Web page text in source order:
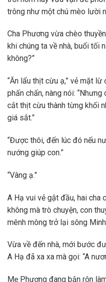
trông như một chú mèo lười
Cha Phương vừa chèo
khi chúng ta về nhà, buổi tối
không?”
“Ăn lẩu thịt cừu ạ,” vẻ mặt
phấn chấn, nàng nói:
cắt thịt cừu thành từng khối
giá sắt.”
“Được thôi, đến lúc đó nếu
nướng giúp con.”
“Vâng ạ.”
A Hạ vui vẻ gật đầu, hai cha
không mà trò chuyện, con
mênh mông trở lại sông
Vừa về đến nhà, mới bước
A Hạ đã xa xa mà gọi: “A
Mẹ Phương đang bận rộn